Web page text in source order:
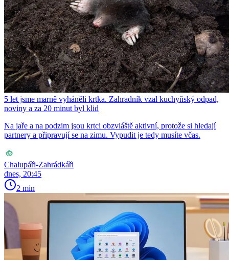
5 let jsme marně vyháněli krtka. Zahradník vzal kuchyňský odpad,
noviny a za 20 minut byl klid
Na jaře a na podzim jsou krtci obzvláště aktivní, protože si hledají
partnery a připravují se na zimu. Vypudit je tedy musíte včas.
Chalupáři-Zahrádkáři
dnes, 20:45
2 min